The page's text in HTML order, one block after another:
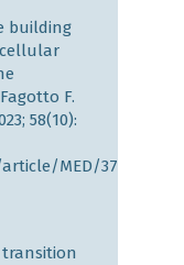
building
F.
58(10):
MED/37220739
transition